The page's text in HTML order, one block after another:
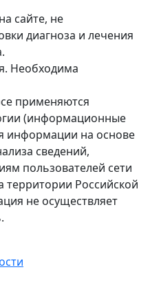
сайте, не
диагноза и лечения
Необходима
применяются
(информационные
информации на основе
сведений,
пользователей сети
территории Российской
не осуществляет